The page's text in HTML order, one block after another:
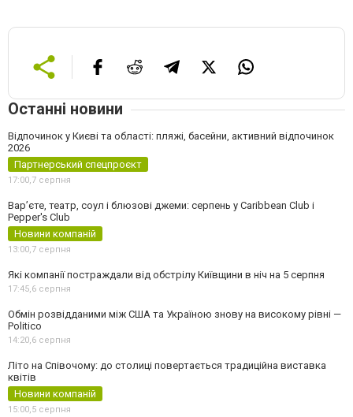
Останні новини
Відпочинок у Києві та області: пляжі, басейни, активний відпочинок
2026
Партнерський спецпроєкт
17:00,7 серпня
Вар’єте, театр, соул і блюзові джеми: серпень у Caribbean Club і
Pepper's Club
Новини компаній
13:00,7 серпня
Які компанії постраждали від обстрілу Київщини в ніч на 5 серпня
17:45,6 серпня
Обмін розвідданими між США та Україною знову на високому рівні —
Politico
14:20,6 серпня
Літо на Співочому: до столиці повертається традиційна виставка
квітів
Новини компаній
15:00,5 серпня